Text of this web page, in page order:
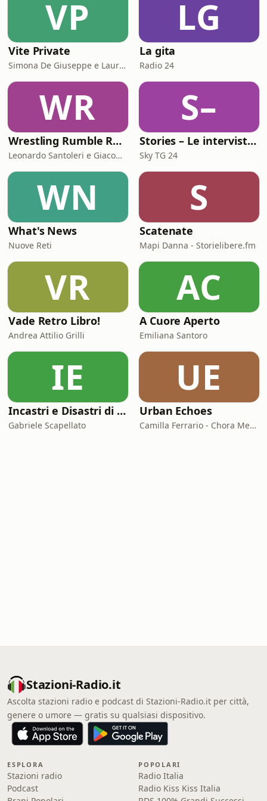
VP
Vite Private
Simona De Giuseppe e Laura Marinaro
LG
La gita
Radio 24
WR
Wrestling Rumble Room Podcast
Leonardo Santoleri e Giacomo Toniaccini
S–
Stories – Le interviste di Omar Schillaci
Sky TG 24
WN
What's News
Nuove Reti
S
Scatenate
Mapi Danna - Storielibere.fm
VR
Vade Retro Libro!
Andrea Attilio Grilli
AC
A Cuore Aperto
Emiliana Santoro
IE
Incastri e Disastri di Coppia
Gabriele Scapellato
UE
Urban Echoes
Camilla Ferrario - Chora Media
Stazioni-Radio.it
Ascolta stazioni radio e podcast di Stazioni-Radio.it per città,
genere o umore — gratis su qualsiasi dispositivo.
ESPLORA
Stazioni radio
Podcast
POPOLARI
Radio Italia
Radio Kiss Kiss Italia